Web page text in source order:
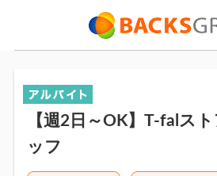
【週2日～OK】T-falス
ッフ